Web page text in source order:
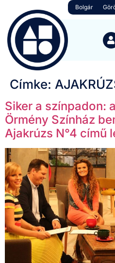
Bolgár
Címke:
Siker a színpadon:
Örmény Színház
Ajakrúzs N°4 című